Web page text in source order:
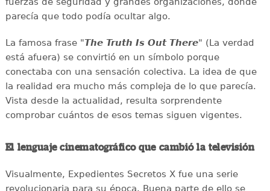
parecía que todo podía ocultar algo.
La famosa frase "The Truth Is Out There" (La verdad
está afuera) se convirtió en un símbolo porque
conectaba con una sensación colectiva. La idea de que
la realidad era mucho más compleja de lo que parecía.
Vista desde la actualidad, resulta sorprendente
comprobar cuántos de esos temas siguen vigentes.
El lenguaje cinematográfico que cambió la televisión
Visualmente, Expedientes Secretos X fue una serie
revolucionaria para su época. Buena parte de ello se